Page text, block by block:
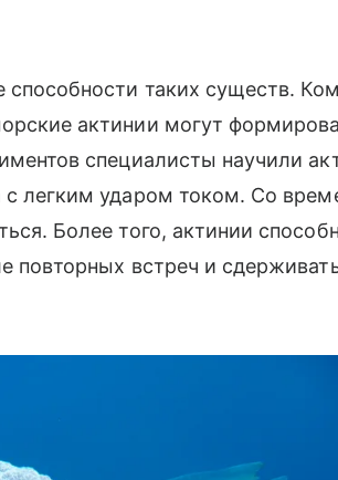
таких существ.
актинии могут
специалисты научили
легким ударом током. Со
Более того, актинии
повторных встреч и